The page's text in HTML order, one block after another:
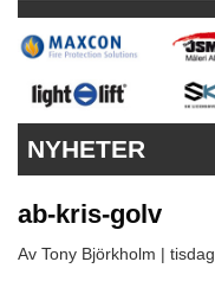
PRENUMERERA
VÅRA ANDRA
ANNONSERA
NYHETER
ab-kris-golv
Av Tony Björkholm |